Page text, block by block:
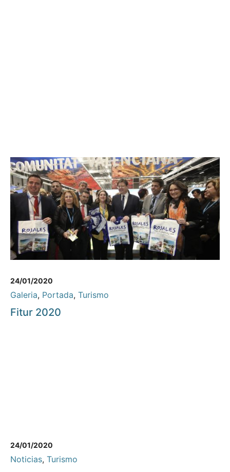
24/01/2020
Galeria, Portada, Turismo
Fitur 2020
24/01/2020
Noticias, Turismo